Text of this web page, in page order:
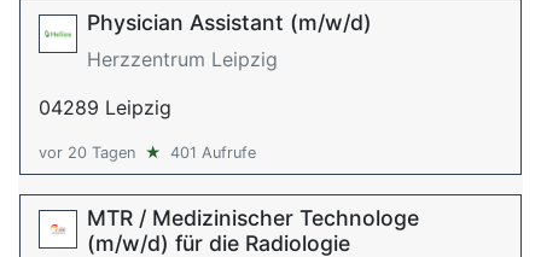
Physician Assistant (m/w/d)
Herzzentrum Leipzig
04289 Leipzig
vor 20 Tagen ★ 401 Aufrufe
MTR / Medizinischer Technologe
(m/w/d) für die Radiologie